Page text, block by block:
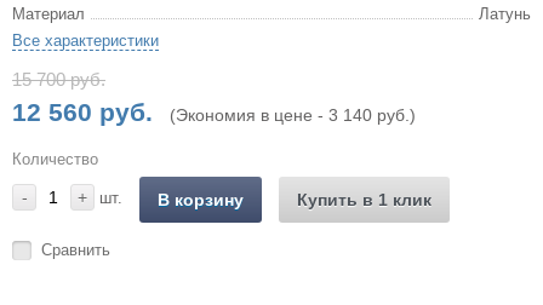
Материал
Латунь
Все характеристики
15 700 руб.
12 560 руб. (Экономия в цене - 3 140 руб.)
Количество
- + шт. В корзину Купить в 1 клик
Сравнить